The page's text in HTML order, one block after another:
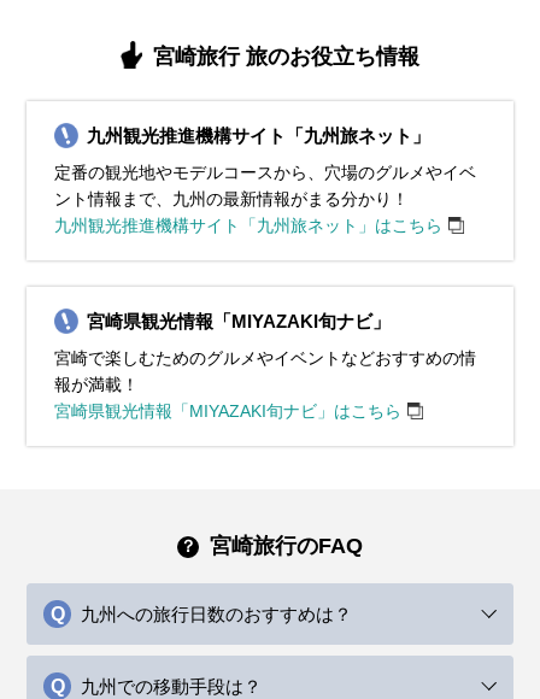
宮崎旅行 旅のお役立ち情報
九州観光推進機構サイト「九州旅ネット」
定番の観光地やモデルコースから、穴場のグルメやイベ
ント情報まで、九州の最新情報がまる分かり！
九州観光推進機構サイト「九州旅ネット」はこちら
宮崎県観光情報「MIYAZAKI旬ナビ」
宮崎で楽しむためのグルメやイベントなどおすすめの情
報が満載！
宮崎県観光情報「MIYAZAKI旬ナビ」はこちら
宮崎旅行のFAQ
九州への旅行日数のおすすめは？
九州での移動手段は？